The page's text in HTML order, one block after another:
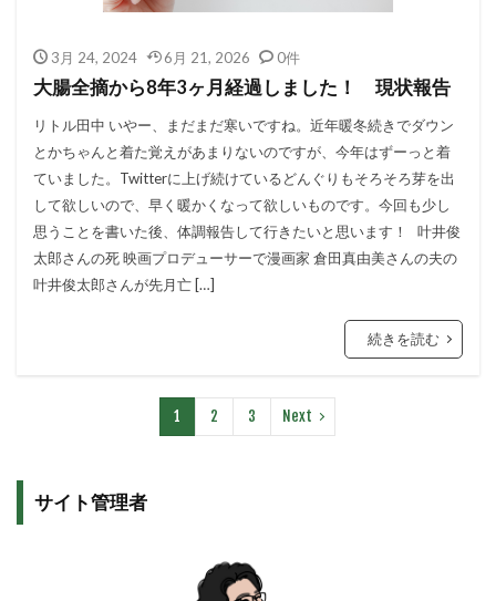
3月 24, 2024 6月 21, 2026 0件
大腸全摘から8年3ヶ月経過しました！ 現状報告
リトル田中 いやー、まだまだ寒いですね。近年暖冬続きでダウン
とかちゃんと着た覚えがあまりないのですが、今年はずーっと着
ていました。Twitterに上げ続けているどんぐりもそろそろ芽を出
して欲しいので、早く暖かくなって欲しいものです。今回も少し
思うことを書いた後、体調報告して行きたいと思います！ 叶井俊
太郎さんの死 映画プロデューサーで漫画家 倉田真由美さんの夫の
叶井俊太郎さんが先月亡 […]
続きを読む
1 2 3 Next
サイト管理者